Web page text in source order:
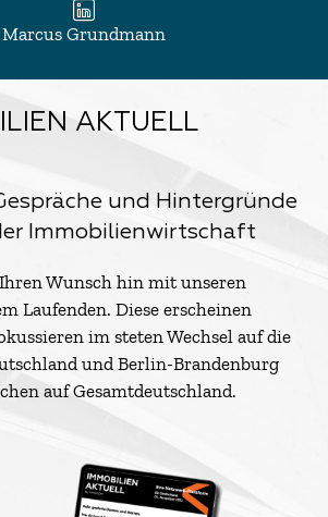
Marcus Grundmann
AKTUELL
und Hintergründe
Immobilienwirtschaft
Wunsch hin mit unseren
Laufenden. Diese erscheinen
im steten Wechsel auf die
und Berlin-Brandenburg
auf Gesamtdeutschland.